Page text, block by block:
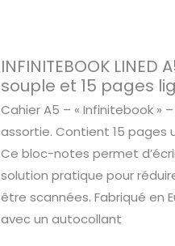
INFINITEBOOK
souple et 15 pages
Cahier A5 – « Infinitebook »
assortie. Contient 15 pages
Ce bloc-notes permet
solution pratique pour
être scannées. Fabriqué en
avec un autocollant
quantité
de
INFINITEBOOK
LINED
A5.
Infinitebook
avec
couverture